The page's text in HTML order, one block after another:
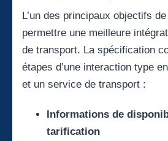
L’un des principaux objectifs
permettre une meilleure
de transport. La spécification
étapes d’une interaction type
et un service de transport :
Informations de
tarification